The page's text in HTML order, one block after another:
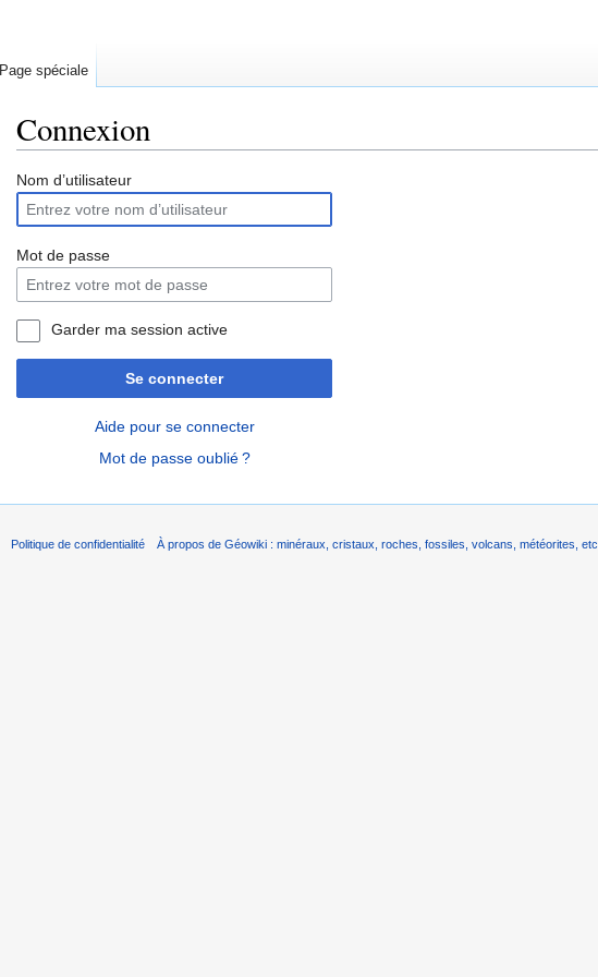
Connexion
Nom d’utilisateur
Mot de passe
Garder ma session active
Se connecter
Aide pour se connecter
Mot de passe oublié ?
Page spéciale
Politique de confidentialité À propos de Géowiki : minéraux, cristaux, roches, fossiles, volcans, météorites, etc.